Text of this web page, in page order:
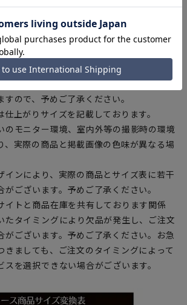
軽減の補強ステッチを採用
地)
で、臭い成分を分解し消臭
意】
ルのため、色味やサイズ等の仕様に変更が
ので、予めご了承ください。
上がりサイズを記載しております。
モニター環境、室内外等の撮影時の環境
、実際の商品と掲載画像の色味が異なる場
ンにより、実際の商品とサイズ表に若干
ございます。予めご了承ください。
トと商品在庫を共有しております関係
たタイミングにより欠品が発生し、ご注文
がございます。予めご了承ください。お急
きましても、ご注文のタイミングによって
スを選択できない場合がございます。